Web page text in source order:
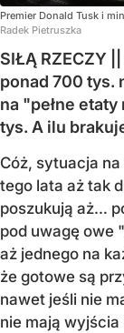
Premier Donald Tusk i
Radek Pietruszka
SIŁĄ RZECZY
ponad 700 tys.
na "pełne
tys. A ilu
Cóż, sytuacja
tego lata aż tak
poszukują aż…
pod uwagę owe
aż jednego na
że gotowe są
nawet jeśli nie
nie mają wyjścia